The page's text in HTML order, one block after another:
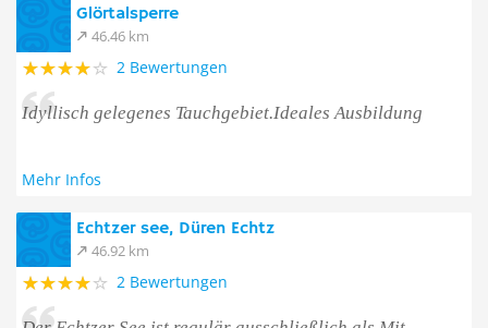
Glörtalsperre
46.46 km
2 Bewertungen
Idyllisch gelegenes Tauchgebiet.Ideales Ausbildung
Mehr Infos
Echtzer see, Düren Echtz
46.92 km
2 Bewertungen